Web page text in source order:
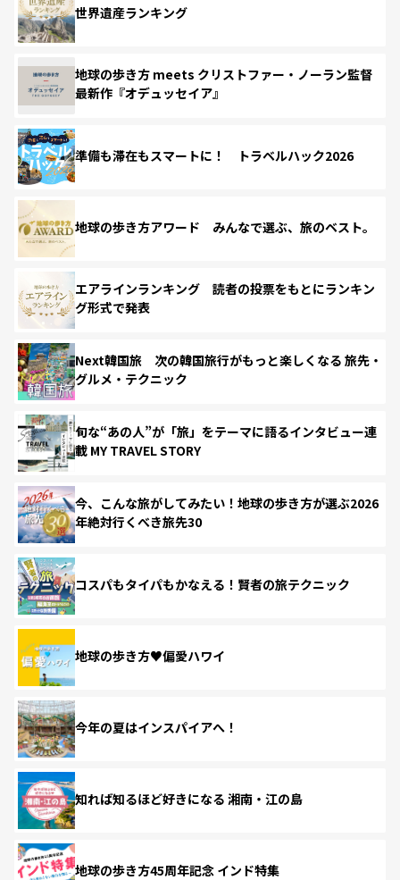
世界遺産ランキング
地球の歩き方 meets クリストファー・ノーラン監督
最新作『オデュッセイア』
準備も滞在もスマートに！ トラベルハック2026
地球の歩き方アワード みんなで選ぶ、旅のベスト。
エアラインランキング 読者の投票をもとにランキン
グ形式で発表
Next韓国旅 次の韓国旅行がもっと楽しくなる 旅先・
グルメ・テクニック
旬な“あの人”が「旅」をテーマに語るインタビュー連
載 MY TRAVEL STORY
今、こんな旅がしてみたい！地球の歩き方が選ぶ2026
年絶対行くべき旅先30
コスパもタイパもかなえる！賢者の旅テクニック
地球の歩き方♥偏愛ハワイ
今年の夏はインスパイアへ！
知れば知るほど好きになる 湘南・江の島
地球の歩き方45周年記念 インド特集